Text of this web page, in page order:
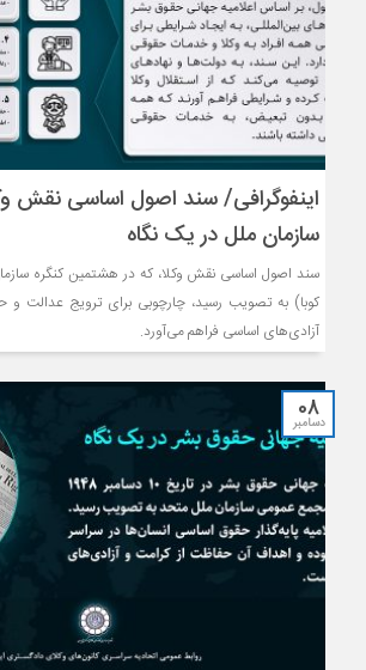
اینفوگرافی/ سند اصول اساسی نقش
سازمان ملل در یک نگاه
کوبا) به تصویب رسید، چارچوبی برای ترویج عدالت
آزادی‌های اساسی فراهم می‌آورد.
08
دسامبر